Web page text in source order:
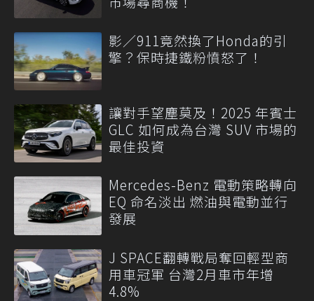
影／911竟然換了Honda的引
擎？保時捷鐵粉憤怒了！
讓對手望塵莫及！2025 年賓士
GLC 如何成為台灣 SUV 市場的
最佳投資
Mercedes-Benz 電動策略轉向
EQ 命名淡出 燃油與電動並行
發展
J SPACE翻轉戰局奪回輕型商
用車冠軍 台灣2月車市年增
4.8%